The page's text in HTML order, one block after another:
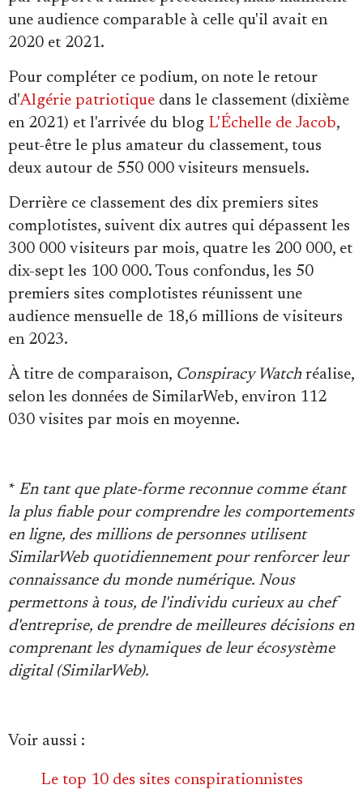
une audience comparable à celle qu'il avait en
2020 et 2021.
Pour compléter ce podium, on note le retour
d'Algérie patriotique dans le classement (dixième
en 2021) et l'arrivée du blog L'Échelle de Jacob,
peut-être le plus amateur du classement, tous
deux autour de 550 000 visiteurs mensuels.
Derrière ce classement des dix premiers sites
complotistes, suivent dix autres qui dépassent les
300 000 visiteurs par mois, quatre les 200 000, et
dix-sept les 100 000. Tous confondus, les 50
premiers sites complotistes réunissent une
audience mensuelle de 18,6 millions de visiteurs
en 2023.
À titre de comparaison, Conspiracy Watch réalise,
selon les données de SimilarWeb, environ 112
030 visites par mois en moyenne.
* En tant que plate-forme reconnue comme étant
la plus fiable pour comprendre les comportements
en ligne, des millions de personnes utilisent
SimilarWeb quotidiennement pour renforcer leur
connaissance du monde numérique. Nous
permettons à tous, de l'individu curieux au chef
d'entreprise, de prendre de meilleures décisions en
comprenant les dynamiques de leur écosystème
digital (SimilarWeb).
Voir aussi :
Le top 10 des sites conspirationnistes